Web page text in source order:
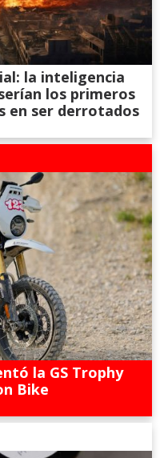
la inteligencia
los primeros
en ser derrotados
la GS Trophy
Bike